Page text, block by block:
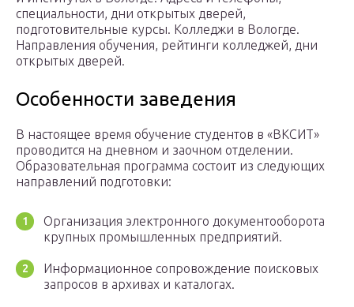
специальности, дни открытых дверей,
подготовительные курсы. Колледжи в Вологде.
Направления обучения, рейтинги колледжей, дни
открытых дверей.
Особенности заведения
В настоящее время обучение студентов в «ВКСИТ»
проводится на дневном и заочном отделении.
Образовательная программа состоит из следующих
направлений подготовки:
Организация электронного документооборота
крупных промышленных предприятий.
Информационное сопровождение поисковых
запросов в архивах и каталогах.